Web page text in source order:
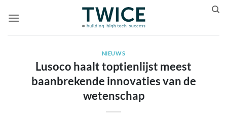
naar
NIEUWS
Lusoco haalt toptienlijst meest
baanbrekende innovaties van de
wetenschap